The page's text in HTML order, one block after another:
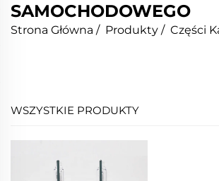
SAMOCHODOWEGO
Strona Główna / Produkty / Części
WSZYSTKIE PRODUKTY